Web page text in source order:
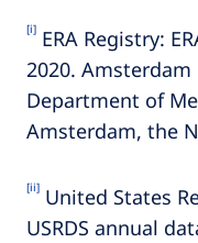
[i] ERA Registry:
2020. Amsterdam
Department of
Amsterdam, the
[ii] United States
USRDS annual